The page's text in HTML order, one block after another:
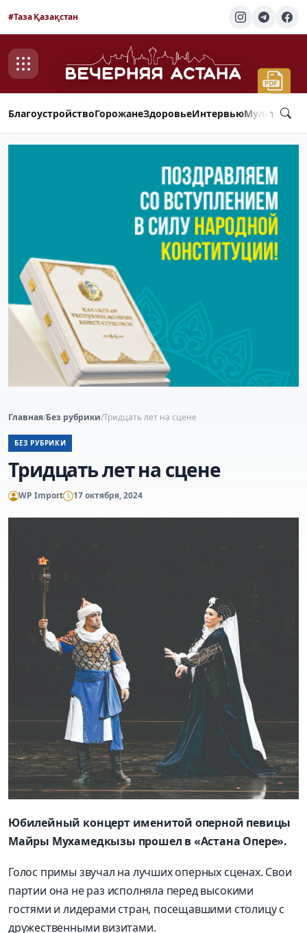
#Таза Қазақстан
БлагоустройствоГорожанеЗдоровьеИнтервью
Главная/Без рубрики/Тридцать лет на сцене
БЕЗ РУБРИКИ
Тридцать лет на сцене
WP Import 17 октября, 2024
Юбилейный концерт именитой оперной певицы
Майры Мухамедкызы прошел в «Астана Опере».
Голос примы звучал на лучших оперных сценах. Свои
партии она не раз исполняла перед высокими
гостями и лидерами стран, посещавшими столицу с
дружественными визитами.